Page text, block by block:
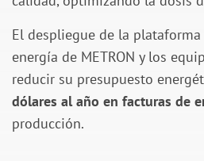
El despliegue de la
energía de METRON y los
reducir su presupuesto
dólares al año en facturas de
producción.